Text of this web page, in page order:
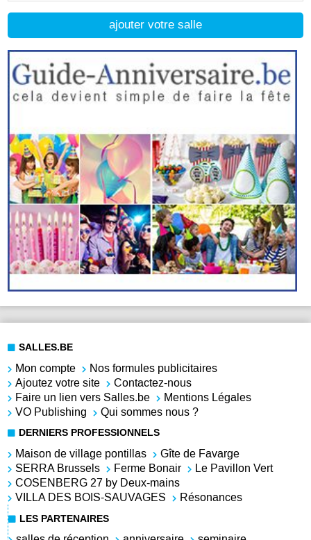
ajouter votre salle
SALLES.BE
Mon compte
Nos formules publicitaires
Ajoutez votre site
Contactez-nous
Faire un lien vers Salles.be
Mentions Légales
VO Publishing
Qui sommes nous ?
DERNIERS PROFESSIONNELS
Maison de village pontillas
Gîte de Favarge
SERRA Brussels
Ferme Bonair
Le Pavillon Vert
COSENBERG 27 by Deux-mains
VILLA DES BOIS-SAUVAGES
Résonances
LES PARTENAIRES